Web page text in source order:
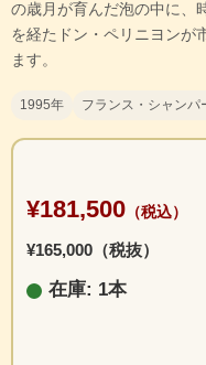
の歳月が育んだ泡の中に、
を経たドン・ペリニヨンが
ます。
1995年 フランス・シャンパ
¥181,500 （税込）
¥165,000（税抜）
在庫: 1本